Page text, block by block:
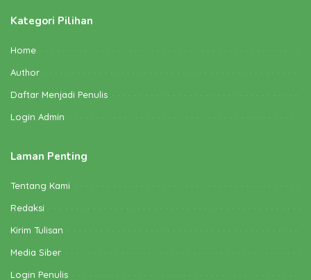
Kategori Pilihan
Home
Author
Daftar Menjadi Penulis
Login Admin
Laman Penting
Tentang Kami
Redaksi
Kirim Tulisan
Media Siber
Login Penulis